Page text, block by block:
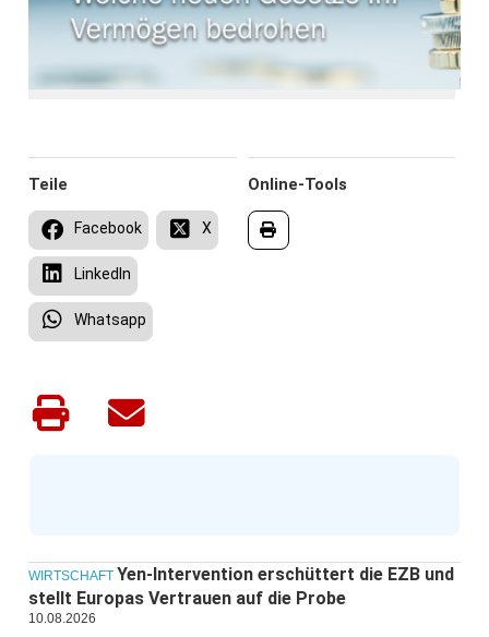
Online-Tools
Teile
Facebook X
LinkedIn
Whatsapp
WIRTSCHAFT Yen-Intervention erschüttert die EZB und
stellt Europas Vertrauen auf die Probe
10.08.2026